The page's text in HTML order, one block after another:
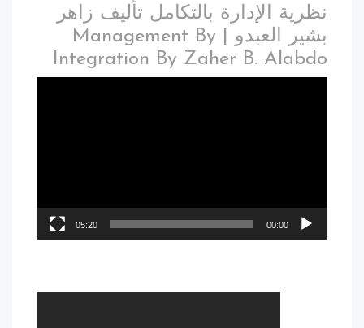
نظرية الإدارة بالتكامل تأليف زاهر
بشير العبدو | Management By
Integration By Zaher B. Alabdo
00:00
05:20